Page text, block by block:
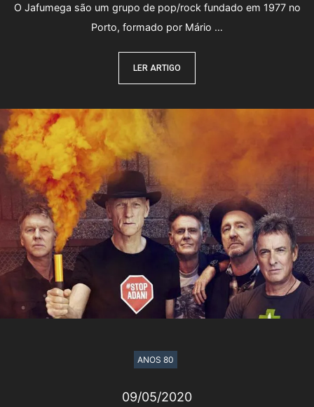
O Jafumega são um grupo de pop/rock fundado em 1977 no
Porto, formado por Mário …
LER ARTIGO
09/05/2020
ANOS 80